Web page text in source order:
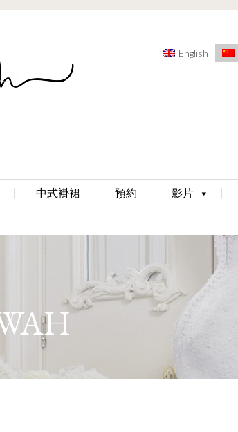
English
中式褂裙 預約 影片